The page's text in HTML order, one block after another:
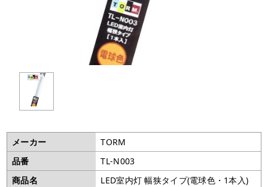
メーカー
TORM
品番
TL-N003
商品名
LED室内灯 幅狭タイプ(電球色・1本入)